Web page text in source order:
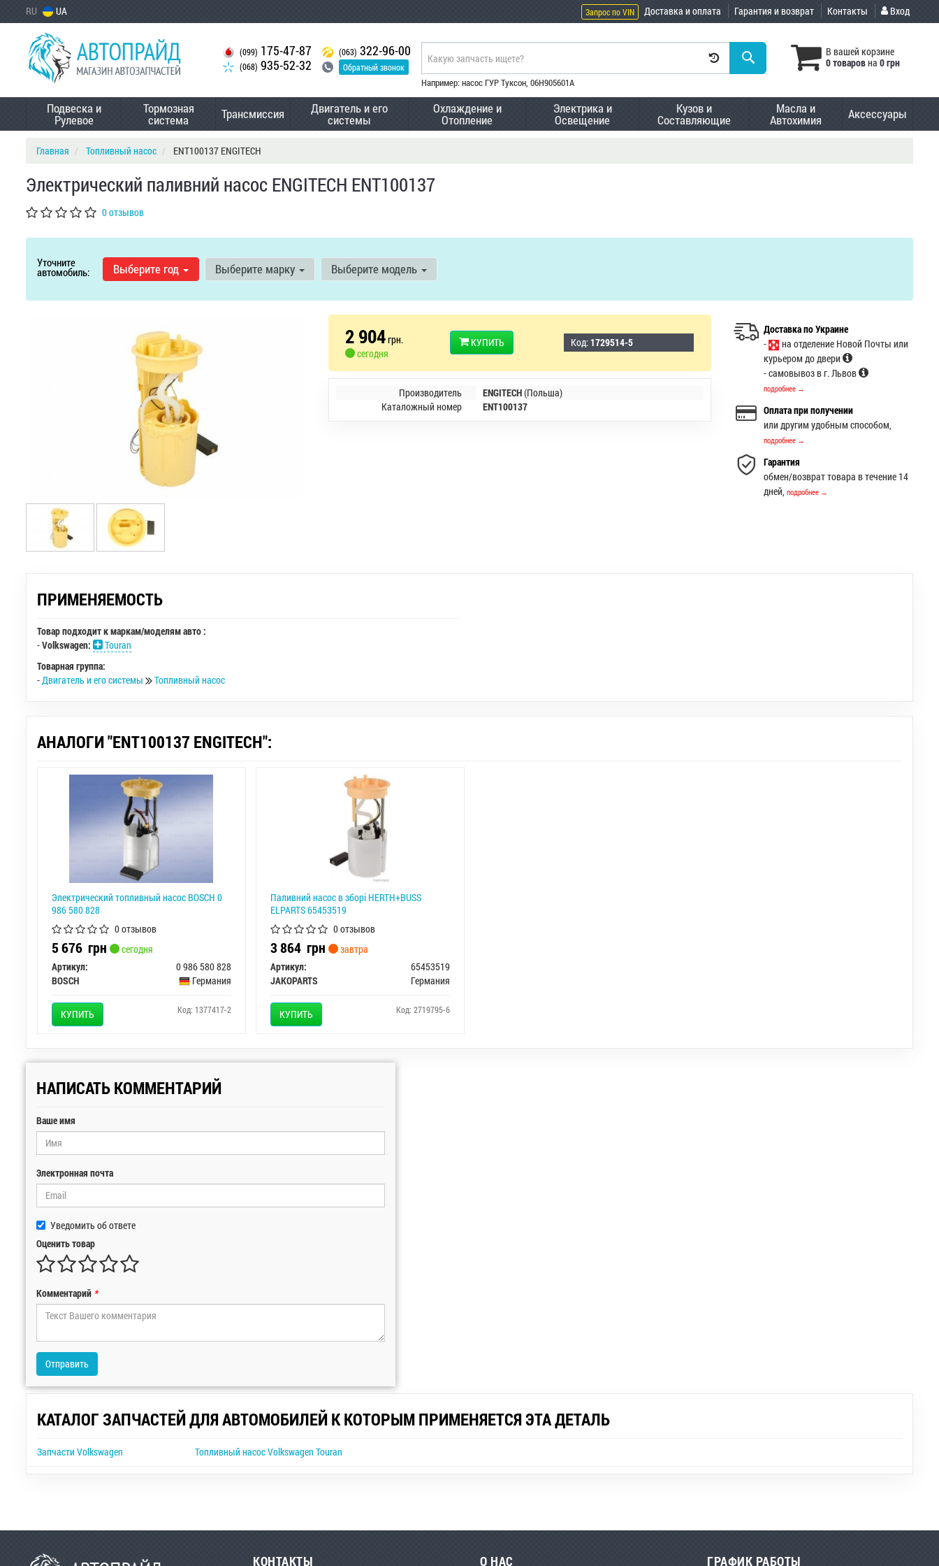
RU UA Запрос по VIN Доставка и оплата Гарантия и возврат Контакты Вход
(099) 175-47-87
(068) 935-52-32
(063) 322-96-00
Обратный звонок
В вашей корзине
0 товаровна 0 грн
Например: насос ГУР Туксон, 06H905601A
Подвеска и
Рулевое
Тормозная
система Трансмиссия Двигатель и его
системы
Охлаждение и
Отопление
Электрика и
Освещение
Кузов и
Составляющие
Масла и
Автохимия Аксессуары
Главная Топливный насос ENT100137 ENGITECH
Электрический паливний насос ENGITECH ENT100137
0 отзывов
Уточните
автомобиль: Выберите год Выберите марку Выберите модель
2 904грн.
сегодня
КУПИТЬ Код: 1729514-5
Производитель ENGITECH(Польша)
Каталожный номер
ENT100137
Доставка по Украине
-
на отделение Новой Почты или
курьером до двери
- самовывоз в г. Львов
подробнее →
Оплата при получении
или другим удобным способом,
подробнее →
Гарантия
обмен/возврат товара в течение 14
дней,подробнее →
ПРИМЕНЯЕМОСТЬ
Товар подходит к маркам/моделям авто :
-Volkswagen:
Touran
Товарная группа:
- Двигатель и его системы Топливный насос
АНАЛОГИ "ENT100137 ENGITECH":
Электрический топливный насос BOSCH 0
986 580 828
0 отзывов
5 676 грн
сегодня
Артикул:
0 986 580 828
BOSCH
Германия
КУПИТЬ Код: 1377417-2
Паливний насос в зборі HERTH+BUSS
ELPARTS 65453519
0 отзывов
3 864 грн
завтра
Артикул:
65453519
JAKOPARTS
Германия
КУПИТЬ Код: 2719795-6
НАПИСАТЬ КОММЕНТАРИЙ
Ваше имя
Электронная почта
Уведомить об ответе
Оценить товар
Комментарий *
Отправить
КАТАЛОГ ЗАПЧАСТЕЙ ДЛЯ АВТОМОБИЛЕЙ К КОТОРЫМ ПРИМЕНЯЕТСЯ ЭТА ДЕТАЛЬ
Запчасти Volkswagen Топливный насос Volkswagen Touran
КОНТАКТЫ О НАС ГРАФИК РАБОТЫ